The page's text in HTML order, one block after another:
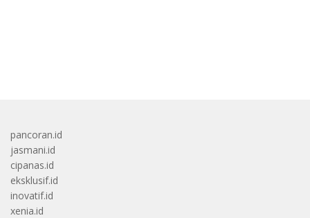
pancoran.id
jasmani.id
cipanas.id
eksklusif.id
inovatif.id
xenia.id